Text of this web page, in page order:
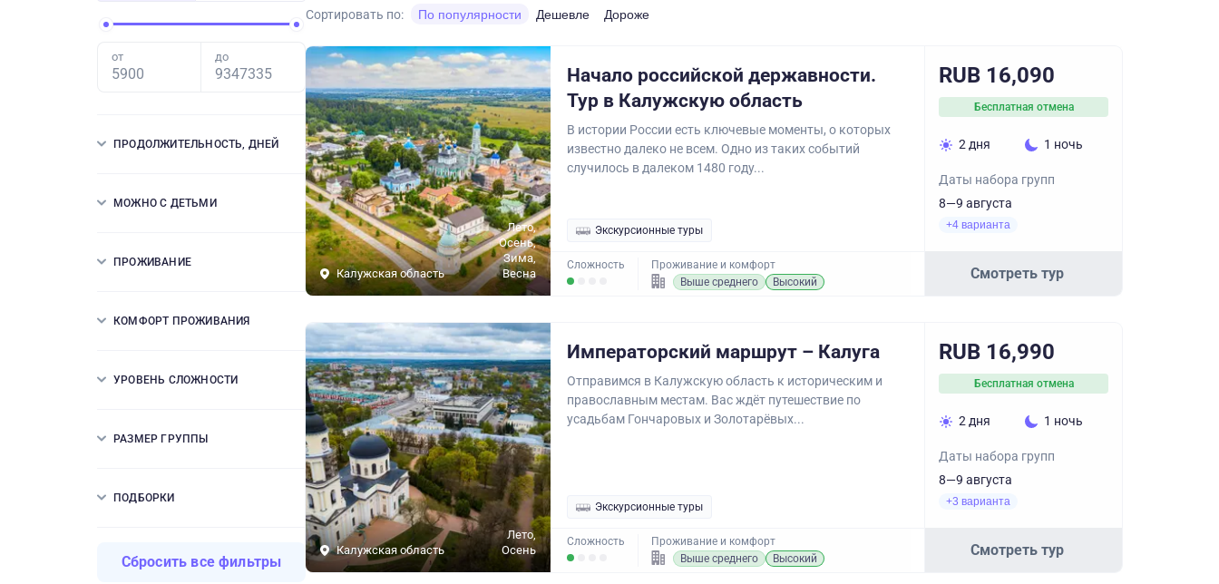
от до
ПРОДОЛЖИТЕЛЬНОСТЬ, ДНЕЙ
МОЖНО С ДЕТЬМИ
ПРОЖИВАНИЕ
КОМФОРТ ПРОЖИВАНИЯ
УРОВЕНЬ СЛОЖНОСТИ
РАЗМЕР ГРУППЫ
ПОДБОРКИ
Сбросить все фильтры
Сортировать по: По популярности Дешевле Дороже
Калужская область
Лето,
Осень,
Зима,
Весна
Начало российской державности.
Тур в Калужскую область
В истории России есть ключевые моменты, о которых
известно далеко не всем. Одно из таких событий
случилось в далеком 1480 году...
Экскурсионные туры
Сложность
Проживание и комфорт
Выше среднего
Высокий
RUB 16,090
Бесплатная отмена
2 дня 1 ночь
Даты набора групп
8—9 августа
+4 варианта
Смотреть тур
Калужская область
Лето,
Осень
Императорский маршрут – Калуга
Отправимся в Калужскую область к историческим и
православным местам. Вас ждёт путешествие по
усадьбам Гончаровых и Золотарёвых...
Экскурсионные туры
Сложность
Проживание и комфорт
Выше среднего
Высокий
RUB 16,990
Бесплатная отмена
2 дня 1 ночь
Даты набора групп
8—9 августа
+3 варианта
Смотреть тур